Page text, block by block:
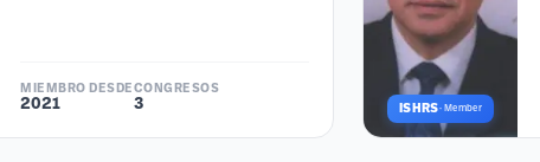
MIEMBRO DESDE
2021
CONGRESOS
3 ISHRS· Member